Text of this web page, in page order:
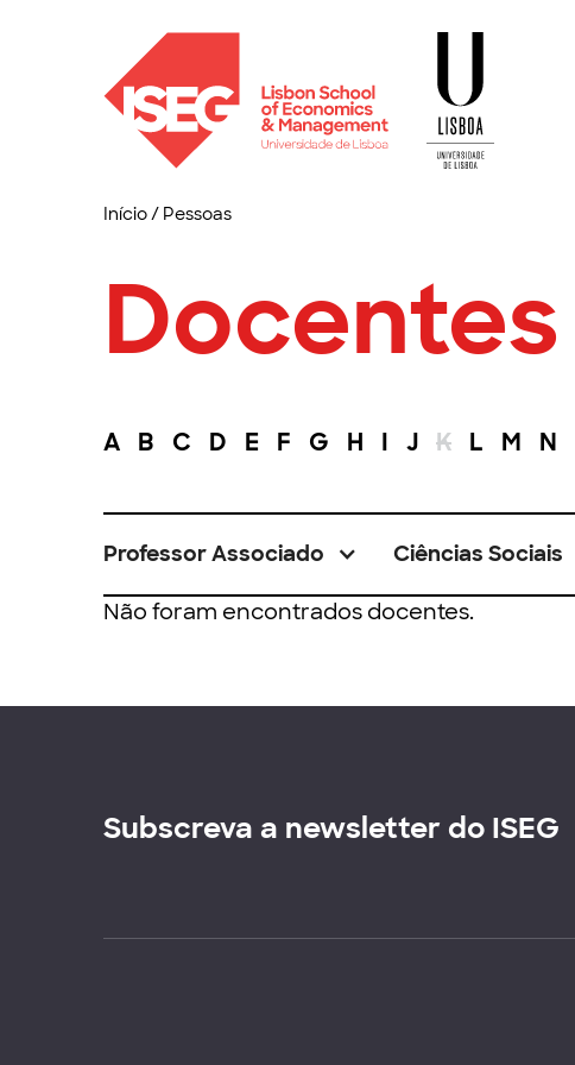
Início/ Pessoas
Docentes
A B C D E F G H I J K L M N
Professor Associado Ciências Sociais
Não foram encontrados docentes.
Subscreva a newsletter do ISEG